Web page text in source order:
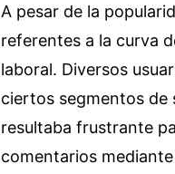
A pesar de la
referentes a la curva
laboral. Diversos
ciertos segmentos de
resultaba frustrante
comentarios